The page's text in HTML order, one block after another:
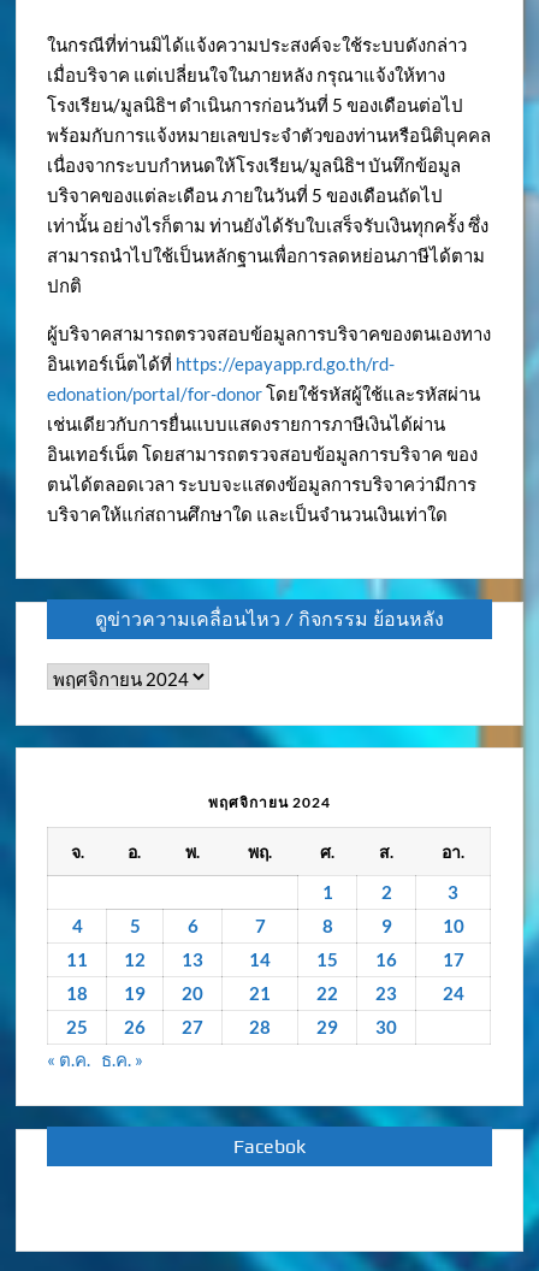
ในกรณีที่ท่านมิได้แจ้งความประสงค์จะใช้ระบบดังกล่าว
เมื่อบริจาค แต่เปลี่ยนใจในภายหลัง กรุณาแจ้งให้ทาง
โรงเรียน/มูลนิธิฯ ดำเนินการก่อนวันที่ 5 ของเดือนต่อไป
พร้อมกับการแจ้งหมายเลขประจำตัวของท่านหรือนิติบุคคล
เนื่องจากระบบกำหนดให้โรงเรียน/มูลนิธิฯ บันทึกข้อมูล
บริจาคของแต่ละเดือน ภายในวันที่ 5 ของเดือนถัดไป
เท่านั้น อย่างไรก็ตาม ท่านยังได้รับใบเสร็จรับเงินทุกครั้ง ซึ่ง
สามารถนำไปใช้เป็นหลักฐานเพื่อการลดหย่อนภาษีได้ตาม
ปกติ
ผู้บริจาคสามารถตรวจสอบข้อมูลการบริจาคของตนเองทาง
อินเทอร์เน็ตได้ที่ https://epayapp.rd.go.th/rd-
edonation/portal/for-donorโดยใช้รหัสผู้ใช้และรหัสผ่าน
เช่นเดียวกับการยื่นแบบแสดงรายการภาษีเงินได้ผ่าน
อินเทอร์เน็ต โดยสามารถตรวจสอบข้อมูลการบริจาค ของ
ตนได้ตลอดเวลา ระบบจะแสดงข้อมูลการบริจาคว่ามีการ
บริจาคให้แก่สถานศึกษาใด และเป็นจำนวนเงินเท่าใด
ดูข่าวความเคลื่อนไหว / กิจกรรม ย้อนหลัง
ดู
กิจกรรม
ย้อน
พฤศจิกายน 2024
จ. อ. พ. พฤ. ศ. ส. อา.
1 2
3
4
5 6 7 8 9
10
11
12 13 14 15 16
17
18
19 20 21 22 23
24
25
26 27 28 29
30
« ต.ค. ธ.ค. »
Facebok